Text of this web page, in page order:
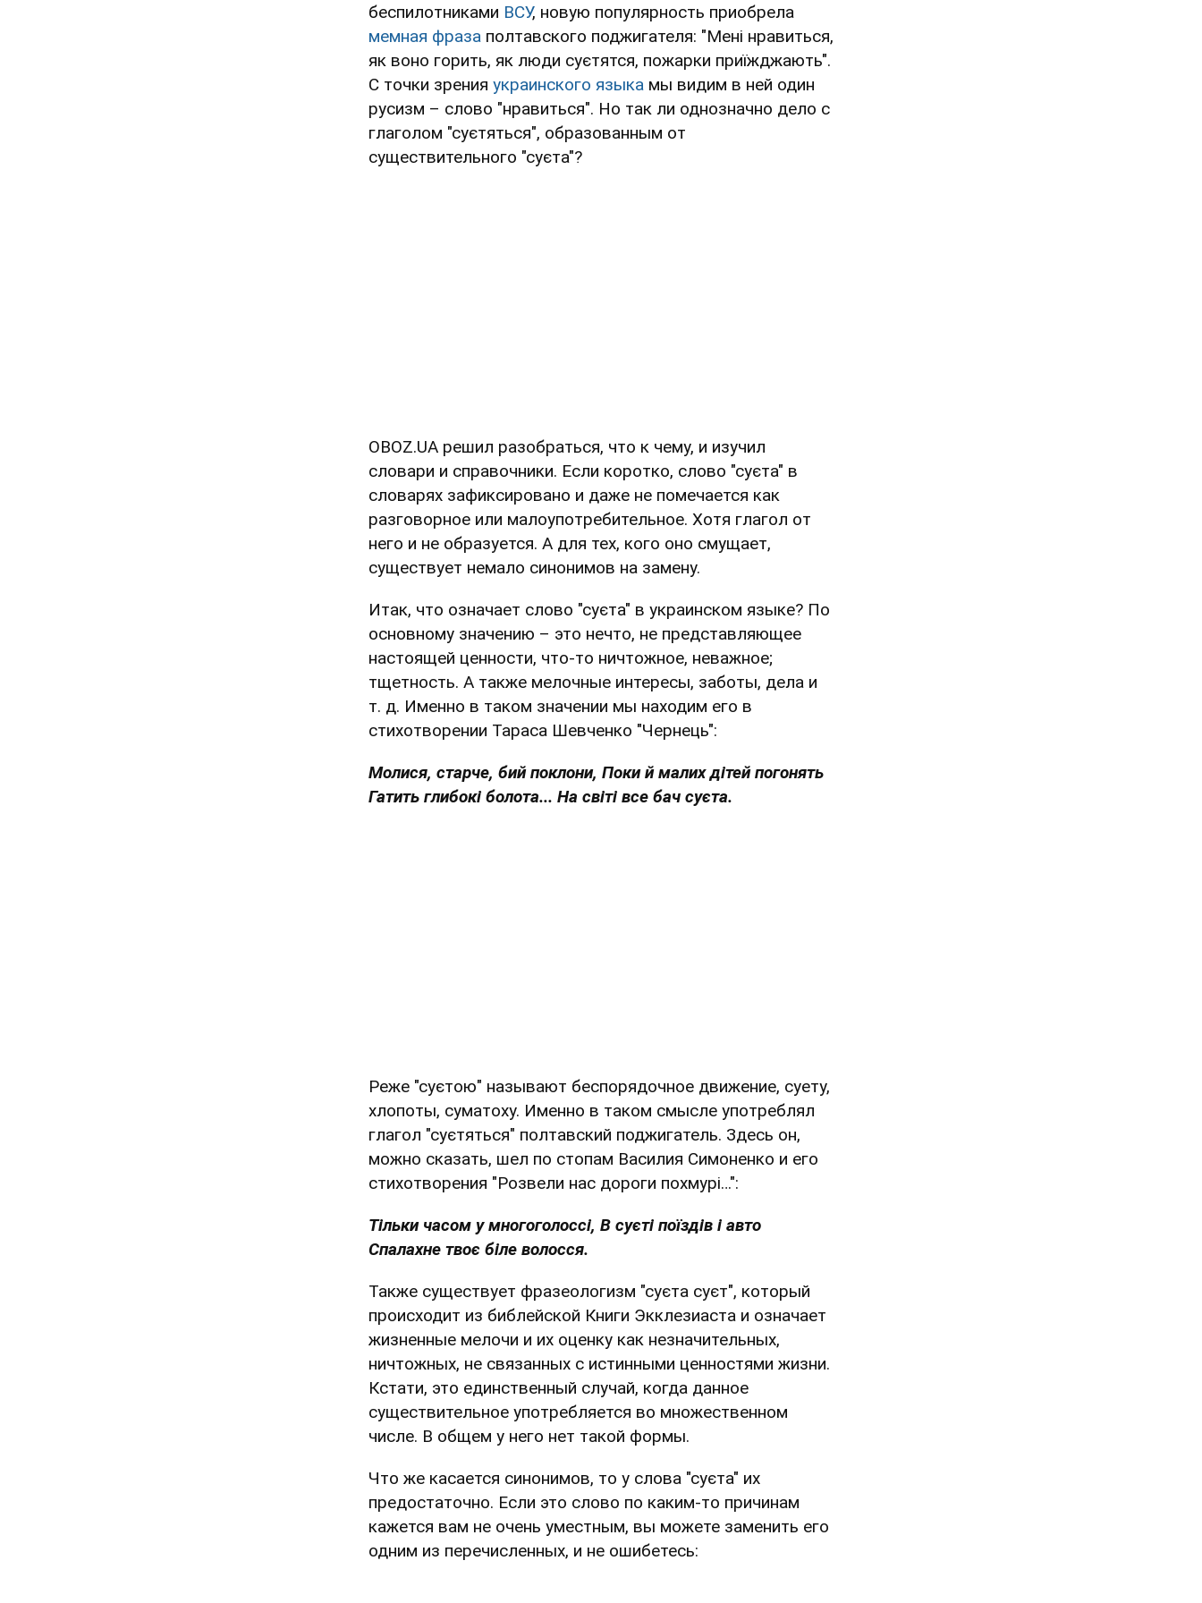
беспилотниками ВСУ, новую популярность приобрела
мемная фраза полтавского поджигателя: "Мені нравиться,
як воно горить, як люди суєтятся, пожарки приїжджають".
С точки зрения украинского языка мы видим в ней один
русизм – слово "нравиться". Но так ли однозначно дело с
глаголом "суєтяться", образованным от
существительного "суєта"?
OBOZ.UA решил разобраться, что к чему, и изучил
словари и справочники. Если коротко, слово "суєта" в
словарях зафиксировано и даже не помечается как
разговорное или малоупотребительное. Хотя глагол от
него и не образуется. А для тех, кого оно смущает,
существует немало синонимов на замену.
Итак, что означает слово "суєта" в украинском языке? По
основному значению – это нечто, не представляющее
настоящей ценности, что-то ничтожное, неважное;
тщетность. А также мелочные интересы, заботы, дела и
т. д. Именно в таком значении мы находим его в
стихотворении Тараса Шевченко "Чернець":
Молися, старче, бий поклони, Поки й малих дітей погонять
Гатить глибокі болота... На світі все бач суєта.
Реже "суєтою" называют беспорядочное движение, суету,
хлопоты, суматоху. Именно в таком смысле употреблял
глагол "суєтяться" полтавский поджигатель. Здесь он,
можно сказать, шел по стопам Василия Симоненко и его
стихотворения "Розвели нас дороги похмурі…":
Тільки часом у многоголоссі, В суєті поїздів і авто
Спалахне твоє біле волосся.
Также существует фразеологизм "суєта суєт", который
происходит из библейской Книги Экклезиаста и означает
жизненные мелочи и их оценку как незначительных,
ничтожных, не связанных с истинными ценностями жизни.
Кстати, это единственный случай, когда данное
существительное употребляется во множественном
числе. В общем у него нет такой формы.
Что же касается синонимов, то у слова "суєта" их
предостаточно. Если это слово по каким-то причинам
кажется вам не очень уместным, вы можете заменить его
одним из перечисленных, и не ошибетесь: